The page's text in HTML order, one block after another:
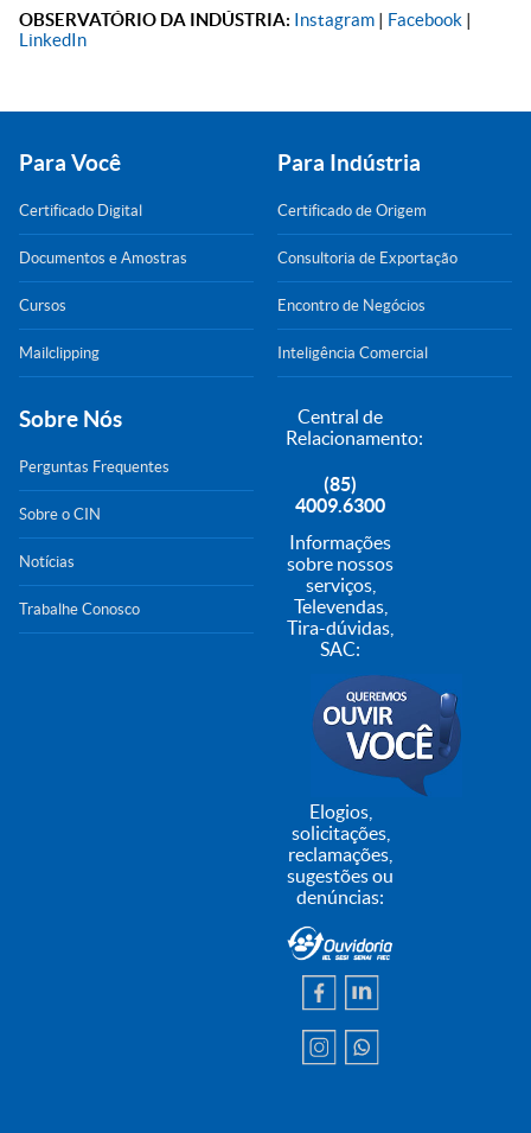
OBSERVATÓRIO DA INDÚSTRIA: Instagram | Facebook |
LinkedIn
Para Você
Certificado Digital
Documentos e Amostras
Cursos
Mailclipping
Para Indústria
Certificado de Origem
Consultoria de Exportação
Encontro de Negócios
Inteligência Comercial
Sobre Nós
Perguntas Frequentes
Sobre o CIN
Notícias
Trabalhe Conosco
Central de
Relacionamento:
(85)
4009.6300
Informações
sobre nossos
serviços,
Televendas,
Tira-dúvidas,
SAC:
Elogios,
solicitações,
reclamações,
sugestões ou
denúncias: